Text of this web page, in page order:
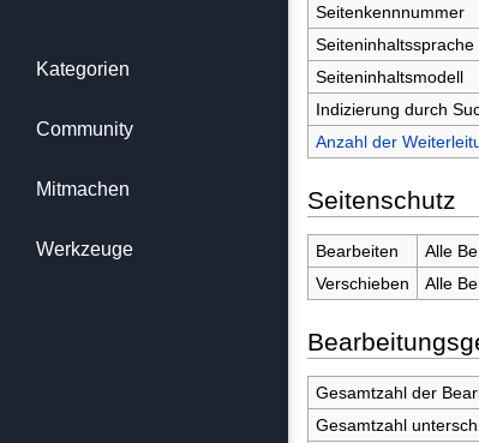
Seitenkennnummer
Seiteninhaltssprache
Seiteninhaltsmodell
Indizierung durch
Anzahl der
Seitenschutz
Bearbeiten
Alle
Verschieben
Alle
Gesamtzahl der
Gesamtzahl
Kategorien
Community
Mitmachen
Werkzeuge